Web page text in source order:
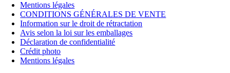
Mentions légales
CONDITIONS GÉNÉRALES DE VENTE
Information sur le droit de rétractation
Avis selon la loi sur les emballages
Déclaration de confidentialité
Crédit photo
Mentions légales